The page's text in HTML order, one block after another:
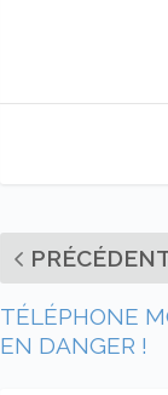
TÉLÉPHONE
EN DANGER !